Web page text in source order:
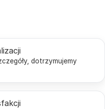
dotrzymujemy